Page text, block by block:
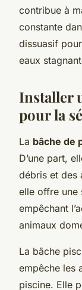
contribue à
constante
dissuasif
eaux
Installer
pour la
La bâche de
D’une part,
débris et des
elle offre une
empêchant
animaux
La bâche
empêche les
piscine. Elle